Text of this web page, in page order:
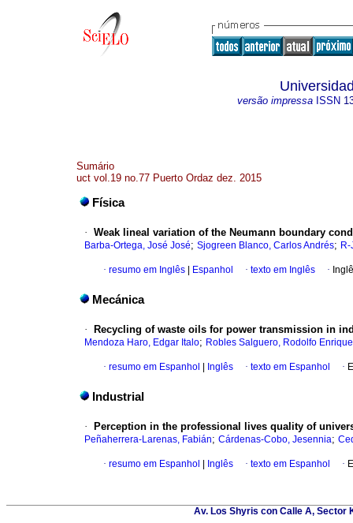
versão impressa ISSN
Sumário
uct vol.19 no.77 Puerto Ordaz dez. 2015
Física
· Weak lineal variation of the Neumann boundary
Barba-Ortega, José José; Sjogreen Blanco, Carlos Andrés;
· resumo em Inglês Espanhol · texto em Inglês ·
Mecánica
· Recycling of waste oils for power transmission in
Mendoza Haro, Edgar Italo; Robles Salguero, Rodolfo Enrique
· resumo em Espanhol Inglês · texto em Espanhol ·
Industrial
· Perception in the professional lives quality of
Peñaherrera-Larenas, Fabián; Cárdenas-Cobo, Jesennia;
· resumo em Espanhol Inglês · texto em Espanhol ·
Av. Los Shyris con Calle A, Sector